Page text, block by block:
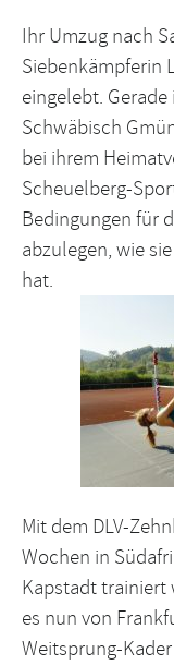
Ihr Umzug nach
Siebenkämpferin
eingelebt.
Schwäbisch
bei ihrem
Scheuelberg-
Bedingungen für
abzulegen, wie
hat.
Mit dem DLV-
Wochen in
Kapstadt trainiert
es nun von
Weitsprung-